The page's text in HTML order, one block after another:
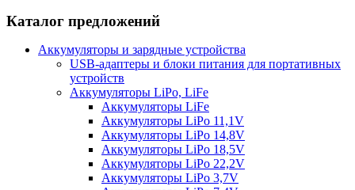
Каталог предложений
Аккумуляторы и зарядные устройства
USB-адаптеры и блоки питания для портативных
устройств
Аккумуляторы LiPo, LiFe
Аккумуляторы LiFe
Аккумуляторы LiPo 11,1V
Аккумуляторы LiPo 14,8V
Аккумуляторы LiPo 18,5V
Аккумуляторы LiPo 22,2V
Аккумуляторы LiPo 3,7V